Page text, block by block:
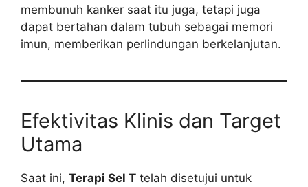
membunuh kanker saat itu juga, tetapi juga
dapat bertahan dalam tubuh sebagai memori
imun, memberikan perlindungan berkelanjutan.
Efektivitas Klinis dan Target
Utama
Saat ini, Terapi Sel T telah disetujui untuk